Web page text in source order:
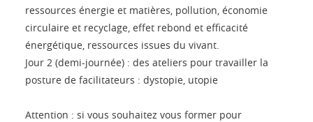
ressources énergie et matières, pollution, économie
circulaire et recyclage, effet rebond et efficacité
énergétique, ressources issues du vivant.
Jour 2 (demi-journée) : des ateliers pour travailler la
posture de facilitateurs : dystopie, utopie
Attention : si vous souhaitez vous former pour